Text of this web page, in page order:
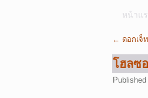
หน้าแ
← ดอกเจ็
โฮลซ
Published